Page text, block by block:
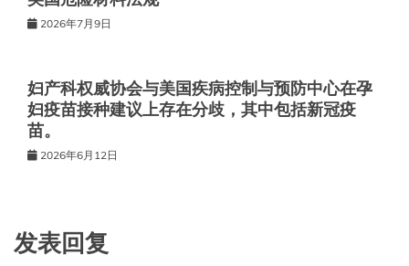
2026年7月9日
妇产科权威协会与美国疾病控制与预防中心在孕
妇疫苗接种建议上存在分歧，其中包括新冠疫
苗。
2026年6月12日
发表回复